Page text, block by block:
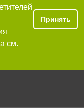
см.
Принять